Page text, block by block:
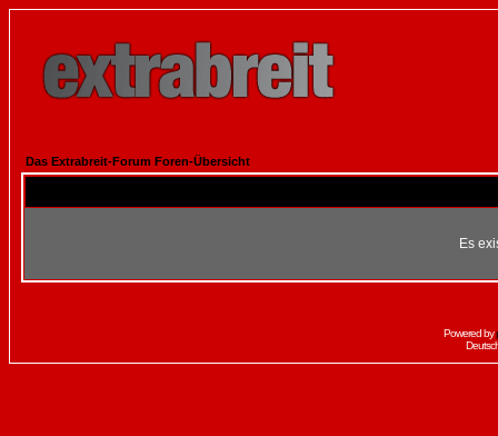
Das Extrabreit-Forum Foren-Übersicht
Es
Powered by